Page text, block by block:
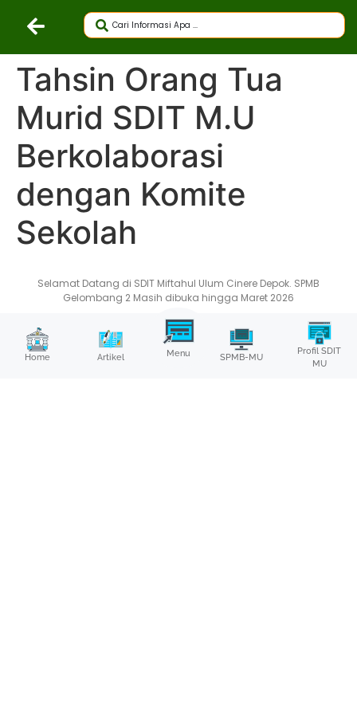
Tahsin Orang Tua
Murid SDIT M.U
Berkolaborasi
dengan Komite
Sekolah
Selamat Datang di SDIT Miftahul Ulum Cinere Depok. SPMB
Gelombang 2 Masih dibuka hingga Maret 2026
Home Artikel Menu SPMB-MU
Profil SDIT
MU